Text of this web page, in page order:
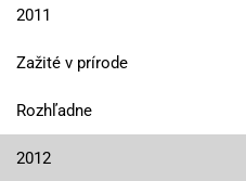
2011
Zažité v prírode
Rozhľadne
2012